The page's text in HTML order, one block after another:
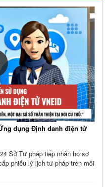
dụng Định danh điện tử
Sở Tư pháp tiếp nhận hồ sơ
phiếu lý lịch tư pháp trên môi